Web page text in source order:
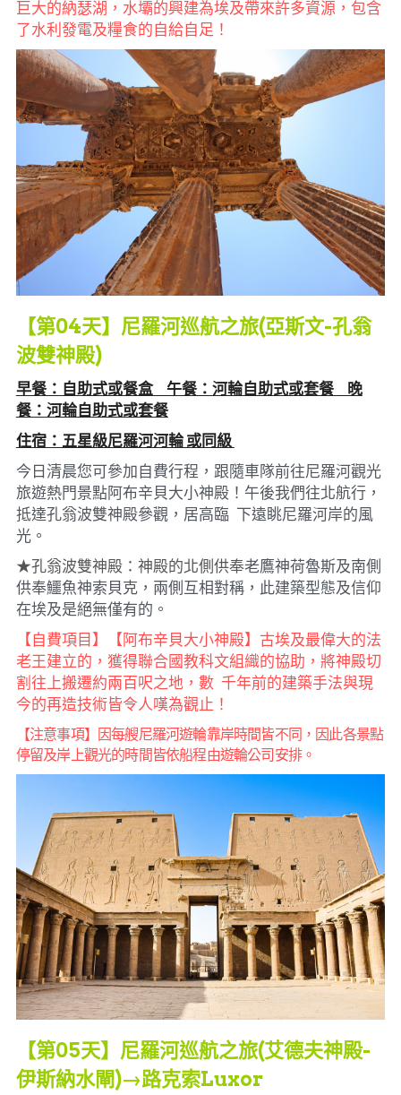
巨大的納瑟湖，水壩的興建為埃及帶來許多資源，包含
了水利發電及糧食的自給自足！
【第04天】尼羅河巡航之旅(亞斯文-孔翁
波雙神殿)
早餐：自助式或餐盒     午餐：河輪自助式或套餐     晚
餐：河輪自助式或套餐
住宿：五星級尼羅河河輪 或同級
今日清晨您可參加自費行程，跟隨車隊前往尼羅河觀光
旅遊熱門景點阿布辛貝大小神殿！午後我們往北航行，
抵達孔翁波雙神殿參觀，居高臨  下遠眺尼羅河岸的風
光。
★孔翁波雙神殿：神殿的北側供奉老鷹神荷魯斯及南側
供奉鱷魚神索貝克，兩側互相對稱，此建築型態及信仰
在埃及是絕無僅有的。
【自費項目】【阿布辛貝大小神殿】古埃及最偉大的法
老王建立的，獲得聯合國教科文組織的協助，將神殿切
割往上搬遷約兩百呎之地，數  千年前的建築手法與現
今的再造技術皆令人嘆為觀止！
【注意事項】因每艘尼羅河遊輪靠岸時間皆不同，因此各景點
停留及岸上觀光的時間皆依船程由遊輪公司安排。
【第05天】尼羅河巡航之旅(艾德夫神殿-
伊斯納水閘)→路克索Luxor